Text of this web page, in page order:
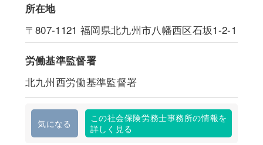
所在地
〒807-1121 福岡県北九州市八幡西区石坂1-2-1
労働基準監督署
北九州西労働基準監督署
気になる
この社会保険労務士事務所の情報を
詳しく見る